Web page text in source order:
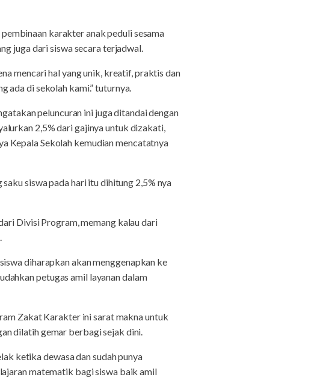
karakter anak peduli sesama
juga dari siswa secara terjadwal.
mencari hal yang unik, kreatif, praktis dan
ada di sekolah kami.” tuturnya.
peluncuran ini juga ditandai dengan
2,5% dari gajinya untuk dizakati,
Kepala Sekolah kemudian mencatatnya
siswa pada hari itu dihitung 2,5% nya
Divisi Program, memang kalau dari
diharapkan akan menggenapkan ke
petugas amil layanan dalam
Zakat Karakter ini sarat makna untuk
dilatih gemar berbagi sejak dini.
ketika dewasa dan sudah punya
matematik bagi siswa baik amil